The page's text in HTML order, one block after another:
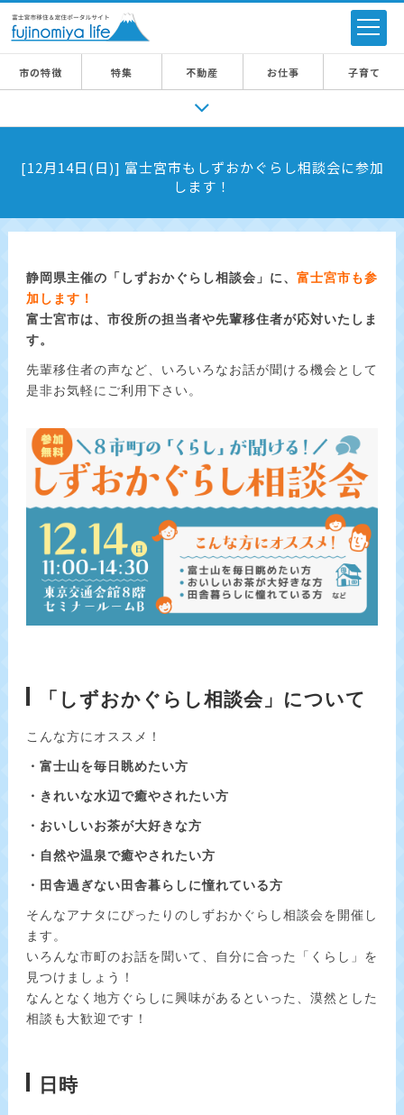
市の特徴 特集 不動産 お仕事 子育て
[12月14日(日)] 富士宮市もしずおかぐらし相談会に参加
します！
静岡県主催の「しずおかぐらし相談会」に、 富士宮市も参
加します！
富士宮市は、市役所の担当者や先輩移住者が応対いたしま
す。
先輩移住者の声など、いろいろなお話が聞ける機会として
是非お気軽にご利用下さい。
「しずおかぐらし相談会」について
こんな方にオススメ！
・富士山を毎日眺めたい方
・きれいな水辺で癒やされたい方
・おいしいお茶が大好きな方
・自然や温泉で癒やされたい方
・田舎過ぎない田舎暮らしに憧れている方
そんなアナタにぴったりのしずおかぐらし相談会を開催し
ます。
いろんな市町のお話を聞いて、自分に合った「くらし」を
見つけましょう！
なんとなく地方ぐらしに興味があるといった、漠然とした
相談も大歓迎です！
日時